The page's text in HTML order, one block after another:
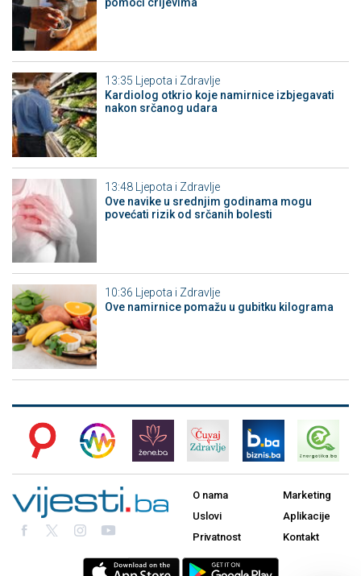
13:35
Ljepota i Zdravlje
Kardiolog otkrio koje namirnice izbjegavati
nakon srčanog udara
13:48 Ljepota i Zdravlje
Ove navike u srednjim godinama mogu
povećati rizik od srčanih bolesti
10:36
Ljepota i Zdravlje
Ove namirnice pomažu u gubitku kilograma
O nama
Uslovi
Privatnost
Marketing
Aplikacije
Kontakt